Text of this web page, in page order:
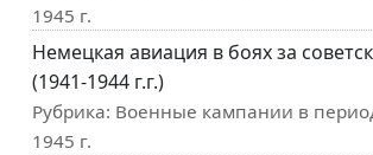
1945 г.
Немецкая авиация в боях за
(1941-1944 г.г.)
Рубрика: Военные кампании в
1945 г.